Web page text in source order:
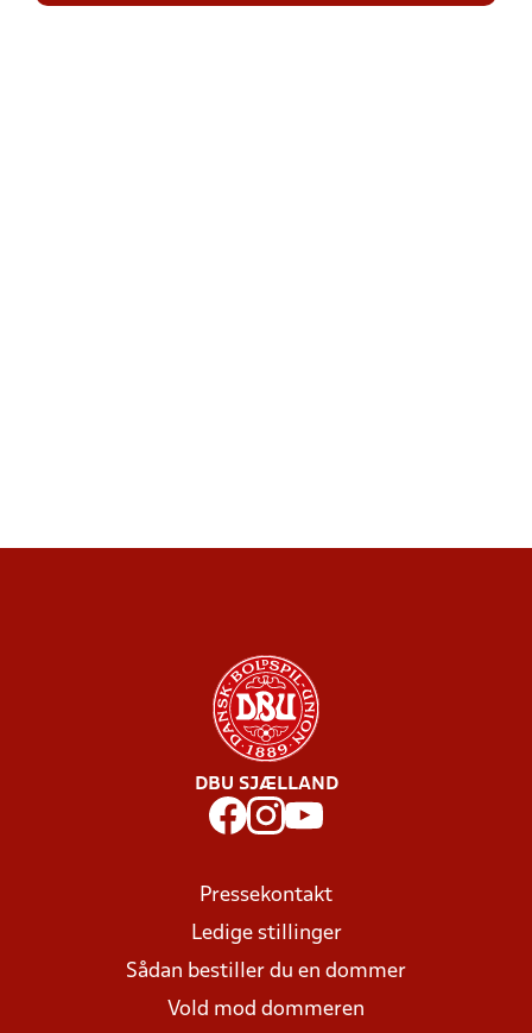
DBU SJÆLLAND
Pressekontakt
Ledige stillinger
Sådan bestiller du en dommer
Vold mod dommeren